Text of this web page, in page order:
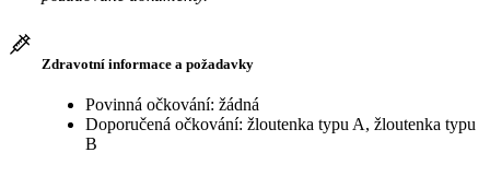
Zdravotní informace a požadavky
Povinná očkování: žádná
Doporučená očkování: žloutenka typu A, žloutenka typu
B